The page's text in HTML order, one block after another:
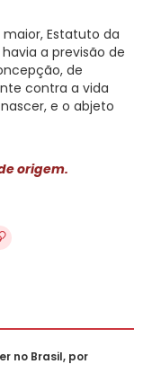
Estatuto da
a previsão de
de
contra a vida
e o abjeto
origem.
no Brasil, por